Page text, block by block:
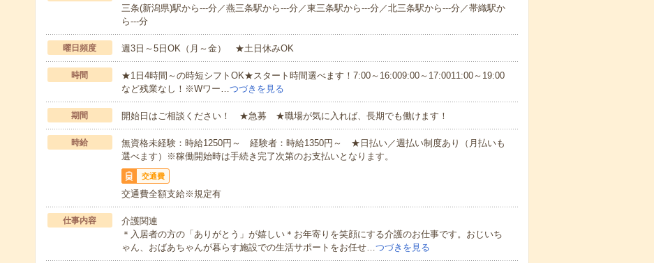
三条(新潟県)駅から---分／燕三条駅から---分／東三条駅から---分／北三条駅から---分／帯織駅か
ら---分
曜日頻度 週3日～5日OK（月～金） ★土日休みOK
時間
★1日4時間～の時短シフトOK★スタート時間選べます！7:00～16:009:00～17:0011:00～19:00
など残業なし！※Wワー…つづきを見る
期間 開始日はご相談ください！ ★急募 ★職場が気に入れば、長期でも働けます！
時給
無資格未経験：時給1250円～ 経験者：時給1350円～ ★日払い／週払い制度あり（月払いも
選べます）※稼働開始時は手続き完了次第のお支払いとなります。
交通費
交通費全額支給※規定有
仕事内容
介護関連
＊入居者の方の「ありがとう」が嬉しい＊お年寄りを笑顔にする介護のお仕事です。おじいち
ゃん、おばあちゃんが暮らす施設での生活サポートをお任せ…つづきを見る